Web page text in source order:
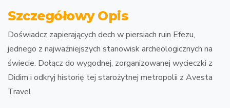
Szczegółowy Opis
Doświadcz zapierających dech w piersiach ruin Efezu,
jednego z najważniejszych stanowisk archeologicznych na
świecie. Dołącz do wygodnej, zorganizowanej wycieczki z
Didim i odkryj historię tej starożytnej metropolii z Avesta
Travel.